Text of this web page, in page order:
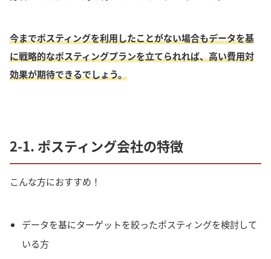
今までポスティングを利用したことがない場合もデータを基
に戦略的なポスティングプランを立てられれば、高い費用対
効果が期待できるでしょう。
2-1. ポスティング会社の特徴
こんな方におすすめ！
データを基にターゲットを絞ったポスティングを検討して
いる方